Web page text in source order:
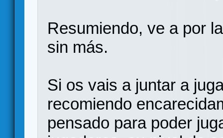
Resumiendo, ve a por
sin más.
Si os vais a juntar a
recomiendo
pensado para poder